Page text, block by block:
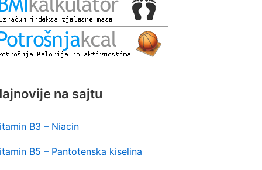
na sajtu
B3 – Niacin
B5 – Pantotenska kiselina